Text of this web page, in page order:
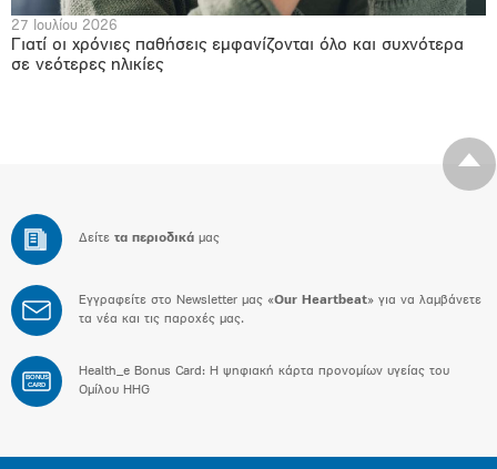
27 Ιουλίου 2026
Γιατί οι χρόνιες παθήσεις εμφανίζονται όλο και συχνότερα
σε νεότερες ηλικίες
Δείτε τα περιοδικά μας
Εγγραφείτε στο Newsletter μας «Our Heartbeat» για να λαμβάνετε
τα νέα και τις παροχές μας.
BONUS
CARD
Health_e Bonus Card: H ψηφιακή κάρτα προνομίων υγείας του
Ομίλου HHG